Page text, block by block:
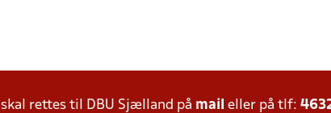
rettes til DBU Sjælland på mail eller på tlf: